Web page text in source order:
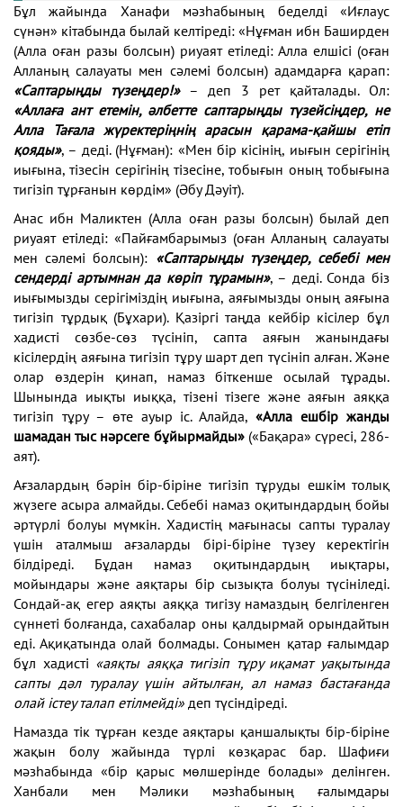
Бұл жайында Ханафи мәзһабының беделді «Иғлаус
сүнән» кітабында былай келтіреді: «Нұғман ибн Баширден
(Алла оған разы болсын) риуаят етіледі: Алла елшісі (оған
Алланың салауаты мен сәлемі болсын) адамдарға қарап:
«Саптарыңды түзеңдер!»– деп 3 рет қайталады. Ол:
«Аллаға ант етемін, әлбетте саптарыңды түзейсіңдер, не
Алла Тағала жүректеріңнің арасын қарама-қайшы етіп
қояды», – деді. (Нұғман): «Мен бір кісінің, иығын серігінің
иығына, тізесін серігінің тізесіне, тобығын оның тобығына
тигізіп тұрғанын көрдім» (Әбу Дәуіт).
Анас ибн Маликтен (Алла оған разы болсын) былай деп
риуаят етіледі: «Пайғамбарымыз (оған Алланың салауаты
мен сәлемі болсын): «Саптарыңды түзеңдер, себебі мен
сендерді артымнан да көріп тұрамын», – деді. Сонда біз
иығымызды серігіміздің иығына, аяғымызды оның аяғына
тигізіп тұрдық (Бұхари). Қазіргі таңда кейбір кісілер бұл
хадисті сөзбе-сөз түсініп, сапта аяғын жанындағы
кісілердің аяғына тигізіп тұру шарт деп түсініп алған. Және
олар өздерін қинап, намаз біткенше осылай тұрады.
Шынында иықты иыққа, тізені тізеге және аяғын аяққа
тигізіп тұру – өте ауыр іс. Алайда,«Алла ешбір жанды
шамадан тыс нәрсеге бұйырмайды»(«Бақара» сүресі, 286-
аят).
Ағзалардың бәрін бір-біріне тигізіп тұруды ешкім толық
жүзеге асыра алмайды. Себебі намаз оқитындардың бойы
әртүрлі болуы мүмкін. Хадистің мағынасы сапты туралау
үшін аталмыш ағзаларды бірі-біріне түзеу керектігін
білдіреді. Бұдан намаз оқитындардың иықтары,
мойындары және аяқтары бір сызықта болуы түсініледі.
Сондай-ақ егер аяқты аяққа тигізу намаздың белгіленген
сүннеті болғанда, сахабалар оны қалдырмай орындайтын
еді. Ақиқатында олай болмады. Сонымен қатар ғалымдар
бұл хадисті «аяқты аяққа тигізіп тұру иқамат уақытында
сапты дәл туралау үшін айтылған, ал намаз бастағанда
олай істеу талап етілмейді» деп түсіндіреді.
Намазда тік тұрған кезде аяқтары қаншалықты бір-біріне
жақын болу жайында түрлі көзқарас бар. Шафиғи
мәзһабында «бір қарыс мөлшерінде болады» делінген.
Ханбали мен Мәлики мәзһабының ғалымдары